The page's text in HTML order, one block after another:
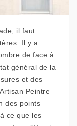
il faut
Il y a
de face à
général de la
et des
Peintre
des points
ce que les